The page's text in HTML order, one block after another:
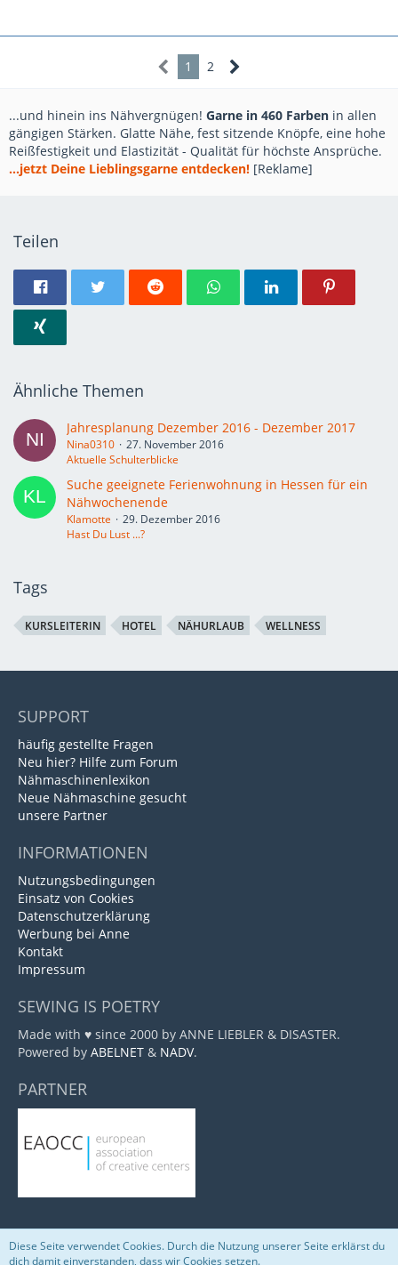
1 2
...und hinein ins Nähvergnügen! Garne in 460 Farben in allen
gängigen Stärken. Glatte Nähe, fest sitzende Knöpfe, eine hohe
Reißfestigkeit und Elastizität - Qualität für höchste Ansprüche.
...jetzt Deine Lieblingsgarne entdecken! [Reklame]
Teilen
Ähnliche Themen
Jahresplanung Dezember 2016 - Dezember 2017
Nina0310
27. November 2016
Aktuelle Schulterblicke
Suche geeignete Ferienwohnung in Hessen für ein
Nähwochenende
Klamotte
29. Dezember 2016
Hast Du Lust ...?
Tags
KURSLEITERIN HOTEL NÄHURLAUB WELLNESS
SUPPORT
häufig gestellte Fragen
Neu hier? Hilfe zum Forum
Nähmaschinenlexikon
Neue Nähmaschine gesucht
unsere Partner
INFORMATIONEN
Nutzungsbedingungen
Einsatz von Cookies
Datenschutzerklärung
Werbung bei Anne
Kontakt
Impressum
SEWING IS POETRY
Made with ♥ since 2000 by ANNE LIEBLER & DISASTER.
Powered by ABELNET & NADV.
PARTNER
Community-Software:WoltLab Suite™
Diese Seite verwendet Cookies. Durch die Nutzung unserer Seite erklärst du
dich damit einverstanden, dass wir Cookies setzen.